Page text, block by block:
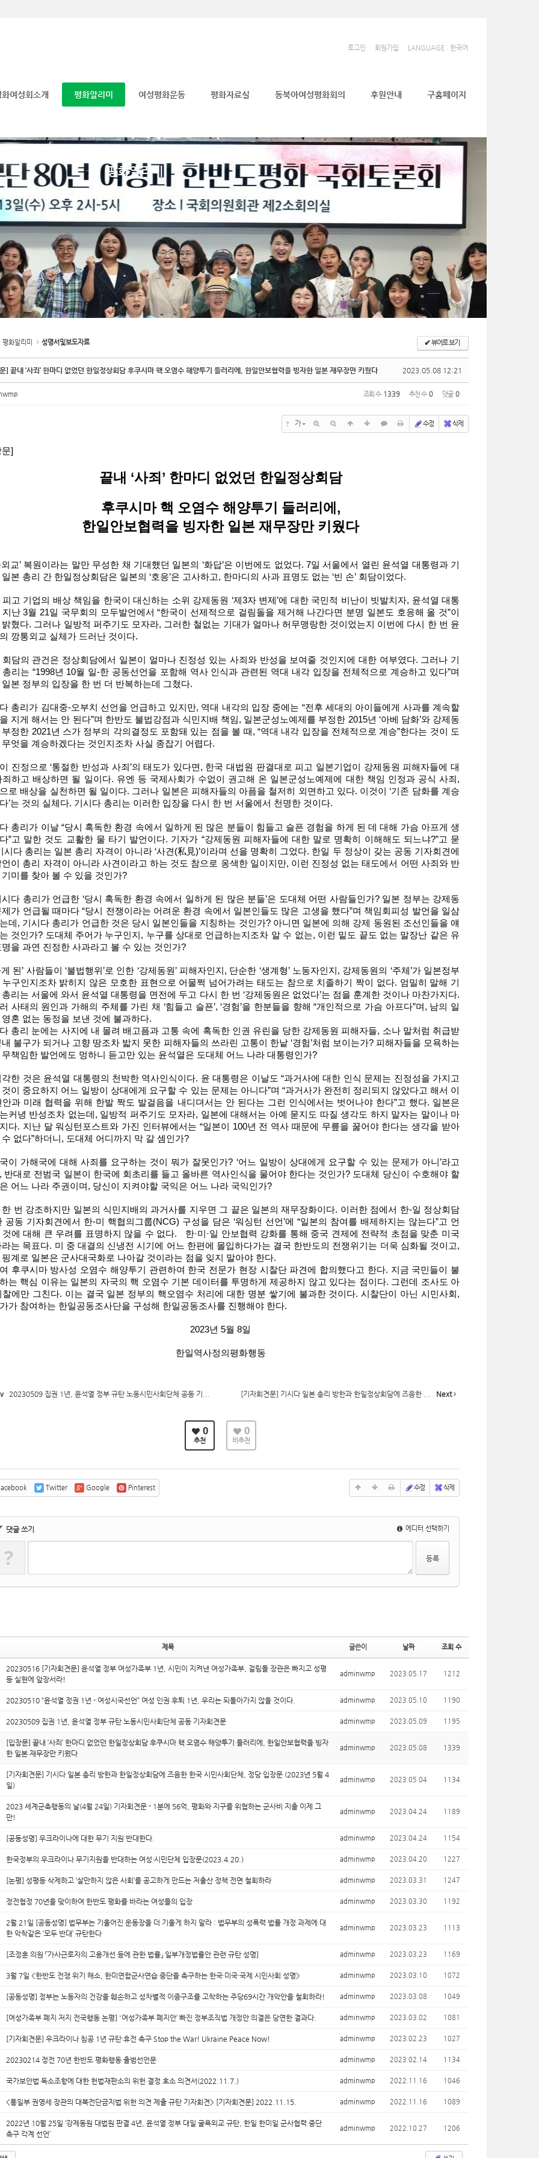
로그인 회원가입 LANGUAGE : 한국어
화여성회소개 평화알리미 여성평화운동 평화자료실 동북아여성평화회의 후원안내 구홈페이지
평화알리미
평화알리미 성명서및보도자료 ✔뷰어로 보기
2023.05.08 12:21
] 끝내 ‘사죄’ 한마디 없었던 한일정상회담 후쿠시마 핵 오염수 해양투기 들러리에, 한일안보협력을 빙자한 일본 재무장만 키웠다
조회 수 1339 추천 수 0 댓글 0
? 가 수정 삭제
]
끝내 ‘사죄’ 한마디 없었던 한일정상회담
후쿠시마 핵 오염수 해양투기 들러리에,
한일안보협력을 빙자한 일본 재무장만 키웠다
외교’ 복원이라는 말만 무성한 채 기대했던 일본의 ‘화답’은 이번에도 없었다. 7일 서울에서 열린 윤석열 대통령과 기
본 총리 간 한일정상회담은 일본의 ‘호응’은 고사하고, 한마디의 사과 표명도 없는 ‘빈 손’ 회담이었다.
피고 기업의 배상 책임을 한국이 대신하는 소위 강제동원 ‘제3자 변제’에 대한 국민적 비난이 빗발치자, 윤석열 대통
지난 3월 21일 국무회의 모두발언에서 “한국이 선제적으로 걸림돌을 제거해 나간다면 분명 일본도 호응해 올 것”이
밝혔다. 그러나 일방적 퍼주기도 모자라, 그러한 철없는 기대가 얼마나 허무맹랑한 것이었는지 이번에 다시 한 번 윤
깡통외교 실체가 드러난 것이다.
회담의 관건은 정상회담에서 일본이 얼마나 진정성 있는 사죄와 반성을 보여줄 것인지에 대한 여부였다. 그러나 기
총리는 “1998년 10월 일-한 공동선언을 포함해 역사 인식과 관련된 역대 내각 입장을 전체적으로 계승하고 있다”며
일본 정부의 입장을 한 번 더 반복하는데 그쳤다.
총리가 김대중-오부치 선언을 언급하고 있지만, 역대 내각의 입장 중에는 “전후 세대의 아이들에게 사과를 계속할
지게 해서는 안 된다”며 한반도 불법강점과 식민지배 책임, 일본군성노예제를 부정한 2015년 ‘아베 담화’와 강제동
부정한 2021년 스가 정부의 각의결정도 포함돼 있는 점을 볼 때, “역대 내각 입장을 전체적으로 계승”한다는 것이 도
엇을 계승하겠다는 것인지조차 사실 종잡기 어렵다.
진정으로 ‘통절한 반성과 사죄’의 태도가 있다면, 한국 대법원 판결대로 피고 일본기업이 강제동원 피해자들에 대
죄하고 배상하면 될 일이다. 유엔 등 국제사회가 수없이 권고해 온 일본군성노예제에 대한 책임 인정과 공식 사죄,
로 배상을 실천하면 될 일이다. 그러나 일본은 피해자들의 아픔을 철저히 외면하고 있다. 이것이 ‘기존 담화를 계승
’는 것의 실체다. 기시다 총리는 이러한 입장을 다시 한 번 서울에서 천명한 것이다.
총리가 이날 “당시 혹독한 환경 속에서 일하게 된 많은 분들이 힘들고 슬픈 경험을 하게 된 데 대해 가슴 아프게 생
”고 말한 것도 교활한 물 타기 발언이다. 기자가 “강제동원 피해자들에 대한 말로 명확히 이해해도 되느냐?”고 묻
시다 총리는 일본 총리 자격이 아니라 ‘사견(私見)’이라며 선을 명확히 그었다. 한일 두 정상이 갖는 공동 기자회견에
언이 총리 자격이 아니라 사견이라고 하는 것도 참으로 옹색한 일이지만, 이런 진정성 없는 태도에서 어떤 사죄와 반
기미를 찾아 볼 수 있을 것인가?
시다 총리가 언급한 ‘당시 혹독한 환경 속에서 일하게 된 많은 분들’은 도대체 어떤 사람들인가? 일본 정부는 강제동
제가 언급될 때마다 “당시 전쟁이라는 어려운 환경 속에서 일본인들도 많은 고생을 했다”며 책임회피성 발언을 일삼
데, 기시다 총리가 언급한 것은 당시 일본인들을 지칭하는 것인가? 아니면 일본에 의해 강제 동원된 조선인들을 얘
것인가? 도대체 주어가 누구인지, 누구를 상대로 언급하는지조차 알 수 없는, 이런 밑도 끝도 없는 말장난 같은 유
명을 과연 진정한 사과라고 볼 수 있는 것인가?
게 된’ 사람들이 ‘불법행위’로 인한 ‘강제동원’ 피해자인지, 단순한 ‘생계형’ 노동자인지, 강제동원의 ‘주체’가 일본정부
누구인지조차 밝히지 않은 모호한 표현으로 어물쩍 넘어가려는 태도는 참으로 치졸하기 짝이 없다. 엄밀히 말해 기
리는 서울에 와서 윤석열 대통령을 면전에 두고 다시 한 번 ‘강제동원은 없었다’는 점을 훈계한 것이나 마찬가지다.
사태의 원인과 가해의 주체를 가린 채 ‘힘들고 슬픈’, ‘경험’을 한분들을 향해 “개인적으로 가슴 아프다”며, 남의 일
영혼 없는 동정을 보낸 것에 불과하다.
총리 눈에는 사지에 내 몰려 배고픔과 고통 속에 혹독한 인권 유린을 당한 강제동원 피해자들, 소나 말처럼 취급받
내 불구가 되거나 고향 땅조차 밟지 못한 피해자들의 쓰라린 고통이 한낱 ‘경험’처럼 보이는가? 피해자들을 모욕하는
무책임한 발언에도 멍하니 듣고만 있는 윤석열은 도대체 어느 나라 대통령인가?
각한 것은 윤석열 대통령의 천박한 역사인식이다. 윤 대통령은 이날도 “과거사에 대한 인식 문제는 진정성을 가지고
이 중요하지 어느 일방이 상대에게 요구할 수 있는 문제는 아니다”며 “과거사가 완전히 정리되지 않았다고 해서 이
안과 미래 협력을 위해 한발 짝도 발걸음을 내디뎌서는 안 된다는 그런 인식에서는 벗어나야 한다”고 했다. 일본은
커녕 반성조차 없는데, 일방적 퍼주기도 모자라, 일본에 대해서는 아예 묻지도 따질 생각도 하지 말자는 말이나 마
다. 지난 달 워싱턴포스트와 가진 인터뷰에서는 “일본이 100년 전 역사 때문에 무릎을 꿇어야 한다는 생각을 받아
수 없다”하더니, 도대체 어디까지 막 갈 셈인가?
이 가해국에 대해 사죄를 요구하는 것이 뭐가 잘못인가? ‘어느 일방이 상대에게 요구할 수 있는 문제가 아니’라고
반대로 전범국 일본이 한국에 회초리를 들고 올바른 역사인식을 물어야 한다는 것인가? 도대체 당신이 수호해야 할
어느 나라 주권이며, 당신이 지켜야할 국익은 어느 나라 국익인가?
한 번 강조하지만 일본의 식민지배의 과거사를 지우면 그 끝은 일본의 재무장화이다. 이러한 점에서 한-일 정상회담
공동 기자회견에서 한-미 핵협의그룹(NCG) 구성을 담은 ‘워싱턴 선언’에 “일본의 참여를 배제하지는 않는다”고 언
것에 대해 큰 우려를 표명하지 않을 수 없다. 한·미·일 안보협력 강화를 통해 중국 견제에 전략적 초점을 맞춘 미국
라는 목표다. 미 중 대결의 신냉전 시기에 어느 한편에 몰입하다가는 결국 한반도의 전쟁위기는 더욱 심화될 것이고,
핑계로 일본은 군사대국화로 나아갈 것이라는 점을 잊지 말아야 한다.
후쿠시마 방사성 오염수 해양투기 관련하여 한국 전문가 현장 시찰단 파견에 합의했다고 한다. 지금 국민들이 불
는 핵심 이유는 일본의 자국의 핵 오염수 기본 데이터를 투명하게 제공하지 않고 있다는 점이다. 그런데 조사도 아
찰에만 그친다. 이는 결국 일본 정부의 핵오염수 처리에 대한 명분 쌓기에 불과한 것이다. 시찰단이 아닌 시민사회,
가 참여하는 한일공동조사단을 구성해 한일공동조사를 진행해야 한다.
2023년 5월 8일
한일역사정의평화행동
20230509 집권 1년, 윤석열 정부 규탄 노동시민사회단체 공동 기... [기자회견문] 기시다 일본 총리 방한과 한일정상회담에 즈음한 ... Next
0
추천
0
비추천
Twitter Google Pinterest 수정 삭제
댓글 쓰기 에디터 선택하기
?
제목 글쓴이 날짜 조회 수
20230516 [기자회견문] 윤석열 정부 여성가족부 1년, 시민이 지켜낸 여성가족부, 걸림돌 장관은 빠지고 성평
등 실현에 앞장서라!
adminwmp 2023.05.17 1212
20230510 “윤석열 정권 1년 - 여성시국선언” 여성 인권 후퇴 1년, 우리는 되돌아가지 않을 것이다. adminwmp 2023.05.10 1190
20230509 집권 1년, 윤석열 정부 규탄 노동시민사회단체 공동 기자회견문 adminwmp 2023.05.09 1195
[입장문] 끝내 ‘사죄’ 한마디 없었던 한일정상회담 후쿠시마 핵 오염수 해양투기 들러리에, 한일안보협력을 빙자
한 일본 재무장만 키웠다
adminwmp 2023.05.08 1339
[기자회견문] 기시다 일본 총리 방한과 한일정상회담에 즈음한 한국 시민사회단체, 정당 입장문 (2023년 5월 4
일)
adminwmp 2023.05.04 1134
2023 세계군축행동의 날(4월 24일) 기자회견문 - 1분에 56억, 평화와 지구를 위협하는 군사비 지출 이제 그
만!
adminwmp 2023.04.24 1189
[공동성명] 우크라이나에 대한 무기 지원 반대한다. adminwmp 2023.04.24 1154
한국정부의 우크라이나 무기지원을 반대하는 여성·시민단체 입장문(2023.4.20.) adminwmp 2023.04.20 1227
[논평] 성평등 삭제하고 ‘살만하지 않은 사회’를 공고하게 만드는 저출산 정책 전면 철회하라 adminwmp 2023.03.31 1247
정전협정 70년을 맞이하여 한반도 평화를 바라는 여성들의 입장 adminwmp 2023.03.30 1192
2월 21일 [공동성명] 법무부는 기울어진 운동장을 더 기울게 하지 말라 : 법무부의 성폭력 법률 개정 과제에 대
한 악착같은 ‘모두 반대’ 규탄한다
adminwmp 2023.03.23 1113
[조정훈 의원 「가사근로자의 고용개선 등에 관한 법률」 일부개정법률안 관련 규탄 성명] adminwmp 2023.03.23 1169
3월 7일 <한반도 전쟁 위기 해소, 한미연합군사연습 중단을 촉구하는 한국·미국·국제 시민사회 성명> adminwmp 2023.03.10 1072
[공동성명] 정부는 노동자의 건강을 훼손하고 성차별적 이중구조를 고착하는 주당69시간 개악안을 철회하라! adminwmp 2023.03.08 1049
[여성가족부 폐지 저지 전국행동 논평] '여성가족부 폐지안’ 빠진 정부조직법 개정안 의결은 당연한 결과다. adminwmp 2023.03.02 1081
[기자회견문] 우크라이나 침공 1년 규탄·휴전 촉구 Stop the War! Ukraine Peace Now! adminwmp 2023.02.23 1027
20230214 정전 70년 한반도 평화행동 출범선언문 adminwmp 2023.02.14 1134
국가보안법 독소조항에 대한 헌법재판소의 위헌 결정 호소 의견서(2022.11.7.) adminwmp 2022.11.16 1046
<통일부 권영세 장관의 대북전단금지법 위헌 의견 제출 규탄 기자회견> [기자회견문] 2022.11.15. adminwmp 2022.11.16 1089
2022년 10월 25일 ‘강제동원 대법원 판결 4년, 윤석열 정부 대일 굴욕외교 규탄, 한일 한미일 군사협력 중단
촉구 각계 선언’
adminwmp 2022.10.27 1206